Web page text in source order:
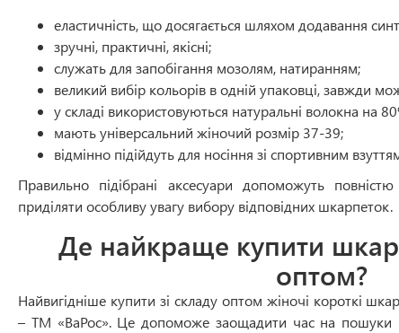
еластичність, що досягається шляхом додавання
зручні, практичні, якісні;
служать для запобігання мозолям, натиранням;
великий вибір кольорів в одній упаковці, завжди
у складі використовуються натуральні волокна на
мають універсальний жіночий розмір 37-39;
відмінно підійдуть для носіння зі спортивним
Правильно підібрані аксесуари допоможуть
приділяти особливу увагу вибору відповідних шкарпеток.
Де найкраще купити
оптом?
Найвигідніше купити зі складу оптом жіночі короткі
– ТМ «ВаРос». Це допоможе заощадити час на пошуки